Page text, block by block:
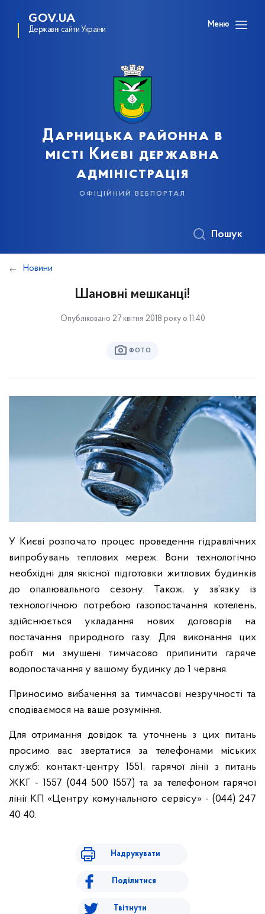
GOV.UA
Державні сайти України
Меню
Дарницька районна в
місті Києві державна
адміністрація
офіційний вебпортал
Пошук
Новини
Шановні мешканці!
Опубліковано 27 квітня 2018 року о 11:40
ФОТО
У Києві розпочато процес проведення гідравлічних
випробувань теплових мереж. Вони технологічно
необхідні для якісної підготовки житлових будинків
до опалювального сезону. Також, у зв’язку із
технологічною потребою газопостачання котелень,
здійснюється укладання нових договорів на
постачання природного газу. Для виконання цих
робіт ми змушені тимчасово припинити гаряче
водопостачання у вашому будинку до 1 червня.
Приносимо вибачення за тимчасові незручності та
сподіваємося на ваше розуміння.
Для отримання довідок та уточнень з цих питань
просимо вас звертатися за телефонами міських
служб: контакт-центру 1551, гарячої лінії з питань
ЖКГ - 1557 (044 500 1557) та за телефоном гарячої
лінії КП «Центру комунального сервісу» - (044) 247
40 40.
Надрукувати
Поділитися
Твітнути